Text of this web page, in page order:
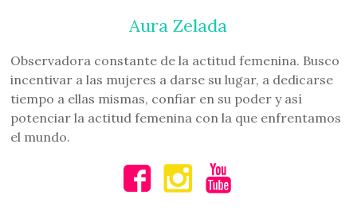
Aura Zelada
Observadora constante de la actitud femenina. Busco
incentivar a las mujeres a darse su lugar, a dedicarse
tiempo a ellas mismas, confiar en su poder y así
potenciar la actitud femenina con la que enfrentamos
el mundo.